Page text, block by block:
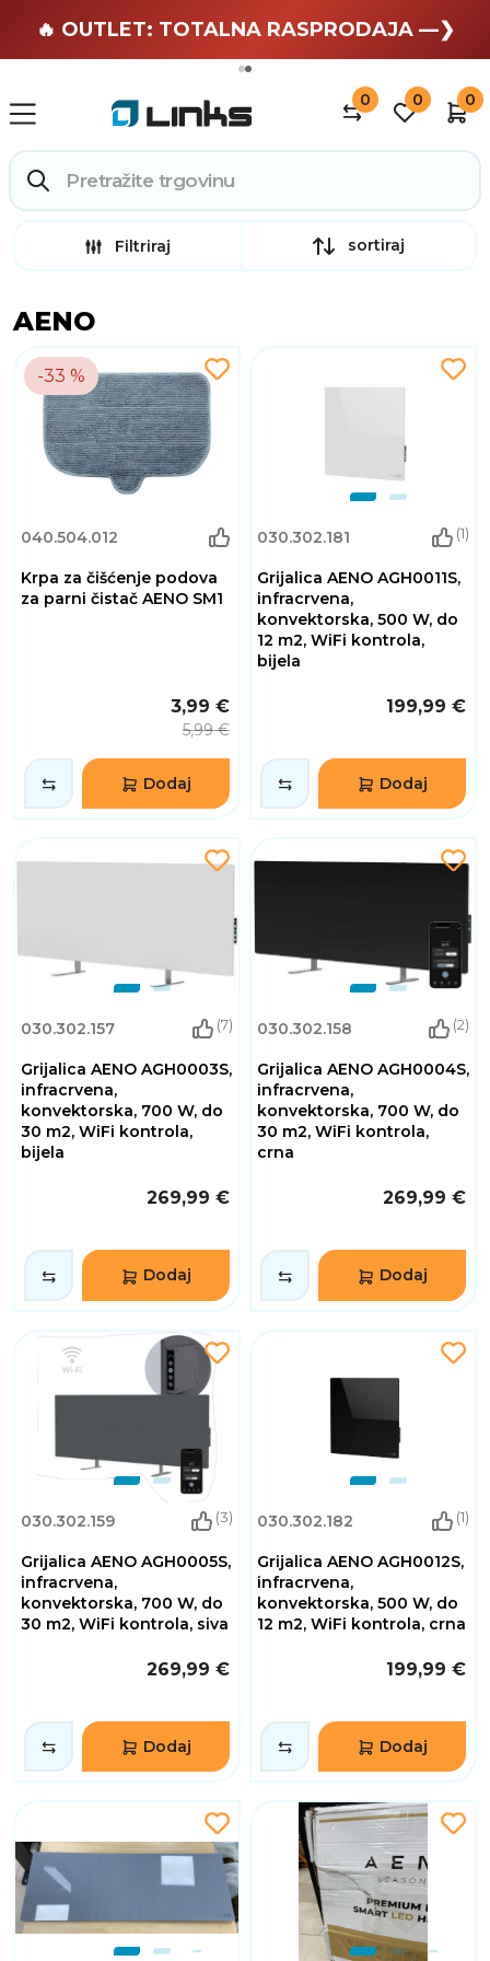
🏄 Zaslužuješ odmor —❯
🔥 OUTLET: TOTALNA RASPRODAJA —❯
0 0 0
Filtriraj sortiraj
AENO
-33 %
040.504.012
Krpa za čišćenje podova
za parni čistač AENO SM1
3,99 €
5,99 €
Dodaj
030.302.181 (1)
Grijalica AENO AGH0011S,
infracrvena,
konvektorska, 500 W, do
12 m2, WiFi kontrola,
bijela
199,99 €
Dodaj
030.302.157 (7)
Grijalica AENO AGH0003S,
infracrvena,
konvektorska, 700 W, do
30 m2, WiFi kontrola,
bijela
269,99 €
Dodaj
030.302.158 (2)
Grijalica AENO AGH0004S,
infracrvena,
konvektorska, 700 W, do
30 m2, WiFi kontrola,
crna
269,99 €
Dodaj
030.302.159 (3)
Grijalica AENO AGH0005S,
infracrvena,
konvektorska, 700 W, do
30 m2, WiFi kontrola, siva
269,99 €
Dodaj
030.302.182 (1)
Grijalica AENO AGH0012S,
infracrvena,
konvektorska, 500 W, do
12 m2, WiFi kontrola, crna
199,99 €
Dodaj